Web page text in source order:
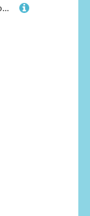
Anime Maomao Cosplay Maomao Kostüm Rosa Gelb Hanfu Kleid Outfit Komplettes Set für Frauen Anime Kimono Uniform Anzug für Halloween